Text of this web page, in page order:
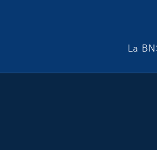
Main
La